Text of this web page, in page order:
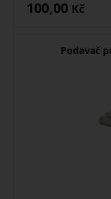
100,00 Kč
Podavač